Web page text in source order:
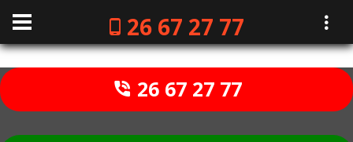
26 67 27 77
26 67 27 77